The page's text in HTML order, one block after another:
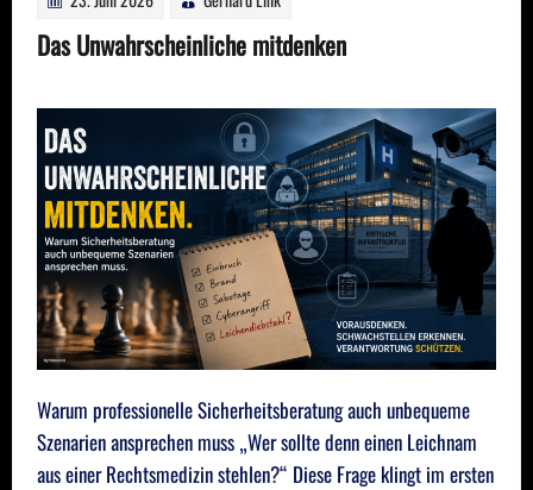
Das Unwahrscheinliche mitdenken
Warum professionelle Sicherheitsberatung auch unbequeme
Szenarien ansprechen muss „Wer sollte denn einen Leichnam
aus einer Rechtsmedizin stehlen?“ Diese Frage klingt im ersten